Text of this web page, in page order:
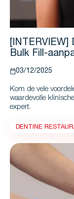
Bulk Fill-
03/12/2025
Kom de vele
waardevolle
expert.
DENTINE